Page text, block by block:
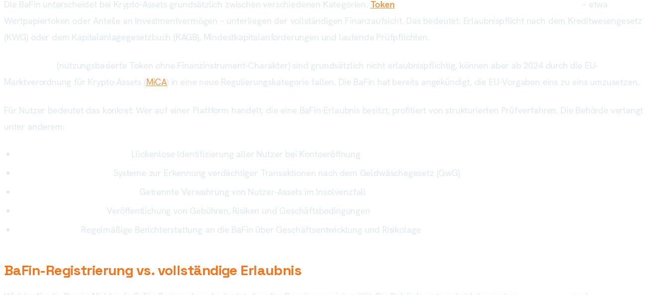
Die BaFin unterscheidet bei Krypto-Assets grundsätzlich zwischen verschiedenen Kategorien. Token
– etwa
Wertpapiertoken oder Anteile an Investmentvermögen – unterliegen der vollständigen Finanzaufsicht. Das bedeutet: Erlaubnispflicht nach dem Kreditwesengesetz
(KWG) oder dem Kapitalanlagegesetzbuch (KAGB), Mindestkapitalanforderungen und laufende Prüfpflichten.
(nutzungsbasierte Token ohne Finanzinstrument-Charakter) sind grundsätzlich nicht erlaubnispflichtig, können aber ab 2024 durch die EU-
Marktverordnung für Krypto-Assets (MiCA) in eine neue Regulierungskategorie fallen. Die BaFin hat bereits angekündigt, die EU-Vorgaben eins zu eins umzusetzen.
Für Nutzer bedeutet das konkret: Wer auf einer Plattform handelt, die eine BaFin-Erlaubnis besitzt, profitiert von strukturierten Prüfverfahren. Die Behörde verlangt
unter anderem:
Lückenlose Identifizierung aller Nutzer bei Kontoeröffnung
Systeme zur Erkennung verdächtiger Transaktionen nach dem Geldwäschegesetz (GwG)
Getrennte Verwahrung von Nutzer-Assets im Insolvenzfall
Veröffentlichung von Gebühren, Risiken und Geschäftsbedingungen
Regelmäßige Berichterstattung an die BaFin über Geschäftsentwicklung und Risikolage
BaFin-Registrierung vs. vollständige Erlaubnis